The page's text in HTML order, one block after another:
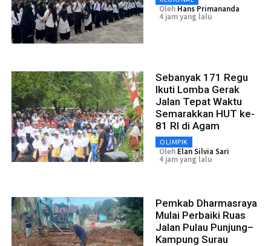
Oleh Hans Primananda
4 jam yang lalu
Sebanyak 171 Regu
Ikuti Lomba Gerak
Jalan Tepat Waktu
Semarakkan HUT ke-
81 RI di Agam
OLIMPIK
Oleh Elan Silvia Sari
4 jam yang lalu
Pemkab Dharmasraya
Mulai Perbaiki Ruas
Jalan Pulau Punjung–
Kampung Surau